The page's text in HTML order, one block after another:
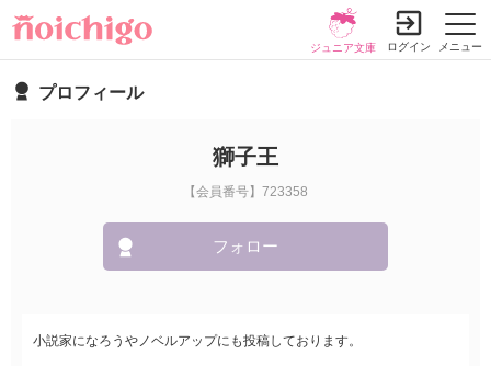
メニュー
ジュニア文庫 ログイン
プロフィール
獅子王
【会員番号】723358
フォロー
小説家になろうやノベルアップにも投稿しております。